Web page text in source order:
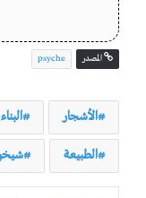
المصدر psyche
الأشجار
الطبيعة